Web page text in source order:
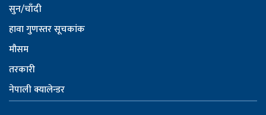
सुन/चाँदी
हावा गुणस्तर सूचकांक
मौसम
तरकारी
नेपाली क्यालेन्डर